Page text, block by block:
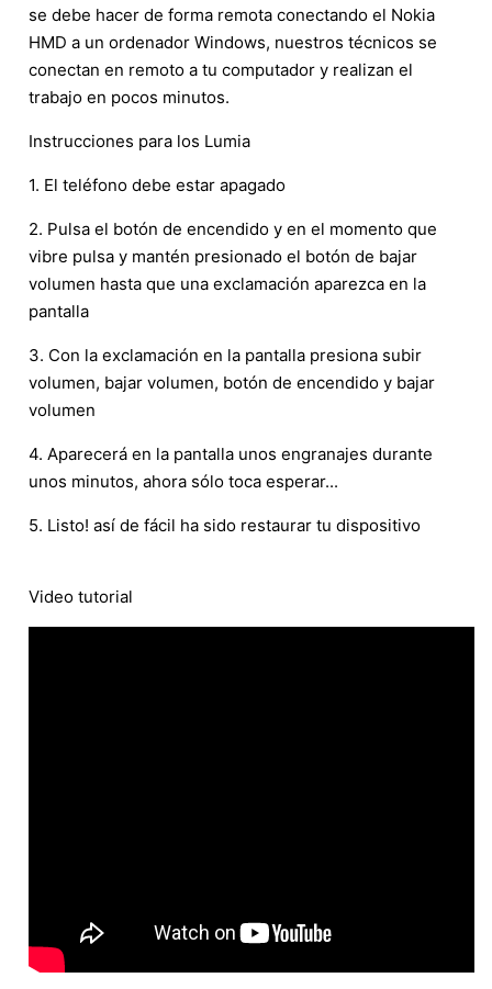
se debe hacer de forma remota conectando el Nokia
HMD a un ordenador Windows, nuestros técnicos se
conectan en remoto a tu computador y realizan el
trabajo en pocos minutos.
Instrucciones para los Lumia
1. El teléfono debe estar apagado
2. Pulsa el botón de encendido y en el momento que
vibre pulsa y mantén presionado el botón de bajar
volumen hasta que una exclamación aparezca en la
pantalla
3. Con la exclamación en la pantalla presiona subir
volumen, bajar volumen, botón de encendido y bajar
volumen
4. Aparecerá en la pantalla unos engranajes durante
unos minutos, ahora sólo toca esperar...
5. Listo! así de fácil ha sido restaurar tu dispositivo
Video tutorial